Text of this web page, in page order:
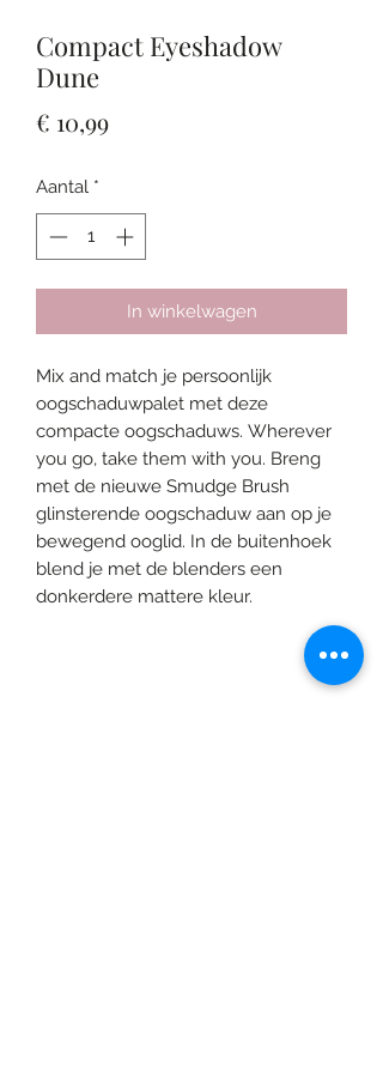
Compact Eyeshadow
Dune
€ 10,99Prijs
Aantal *
In winkelwagen
Mix and match je persoonlijk
oogschaduwpalet met deze
compacte oogschaduws. Wherever
you go, take them with you. Breng
met de nieuwe Smudge Brush
glinsterende oogschaduw aan op je
bewegend ooglid. In de buitenhoek
blend je met de blenders een
donkerdere mattere kleur.